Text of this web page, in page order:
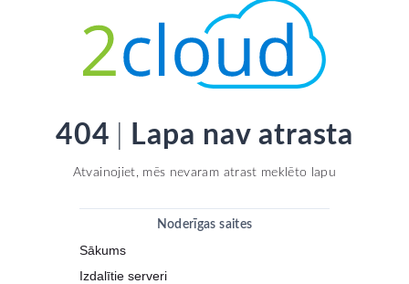
404 Lapa nav atrasta
Atvainojiet, mēs nevaram atrast meklēto lapu
Noderīgas saites
Sākums
Izdalītie serveri